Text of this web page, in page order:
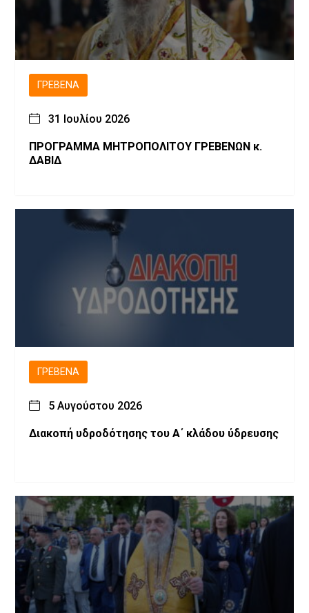
ΓΡΕΒΕΝΆ
31 Ιουλίου 2026
ΠΡΟΓΡΑΜΜΑ ΜΗΤΡΟΠΟΛΙΤΟΥ ΓΡΕΒΕΝΩΝ κ.
ΔΑΒΙΔ
ΓΡΕΒΕΝΆ
5 Αυγούστου 2026
Διακοπή υδροδότησης του Α΄ κλάδου ύδρευσης